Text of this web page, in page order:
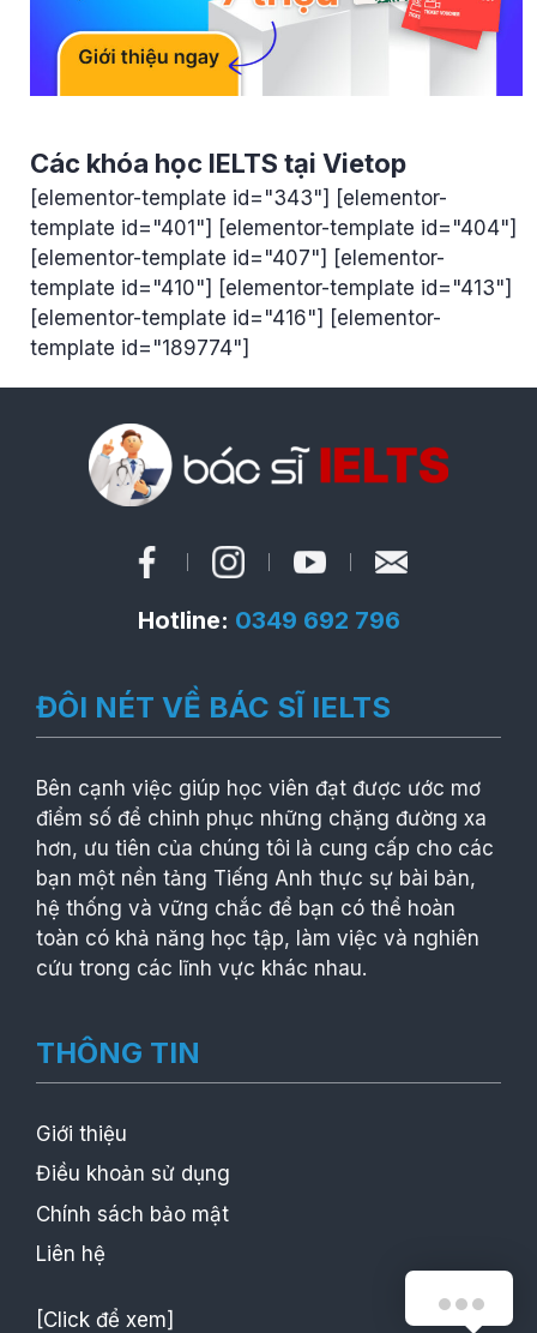
Các khóa học IELTS tại Vietop
[elementor-template id="343"] [elementor-
template id="401"] [elementor-template id="404"]
[elementor-template id="407"] [elementor-
template id="410"] [elementor-template id="413"]
[elementor-template id="416"] [elementor-
template id="189774"]
Hotline: 0349 692 796
ĐÔI NÉT VỀ BÁC SĨ IELTS
Bên cạnh việc giúp học viên đạt được ước mơ
điểm số để chinh phục những chặng đường xa
hơn, ưu tiên của chúng tôi là cung cấp cho các
bạn một nền tảng Tiếng Anh thực sự bài bản,
hệ thống và vững chắc để bạn có thể hoàn
toàn có khả năng học tập, làm việc và nghiên
cứu trong các lĩnh vực khác nhau.
THÔNG TIN
Giới thiệu
Điều khoản sử dụng
Chính sách bảo mật
Liên hệ
[Click để xem]
Xin chào anh chị!